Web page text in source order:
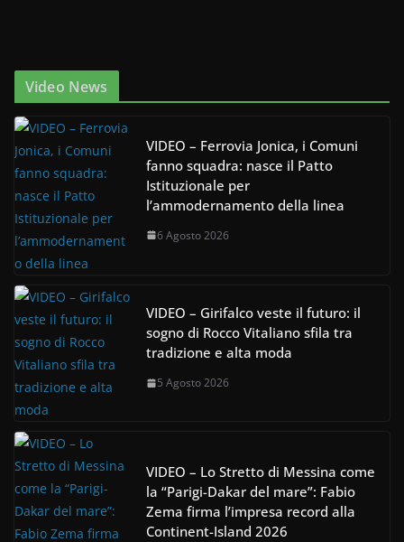
Video News
VIDEO – Ferrovia Jonica, i Comuni
fanno squadra: nasce il Patto
Istituzionale per
l’ammodernamento della linea
6 Agosto 2026
VIDEO – Girifalco veste il futuro: il
sogno di Rocco Vitaliano sfila tra
tradizione e alta moda
5 Agosto 2026
VIDEO – Lo Stretto di Messina come
la “Parigi-Dakar del mare”: Fabio
Zema firma l’impresa record alla
Continent-Island 2026